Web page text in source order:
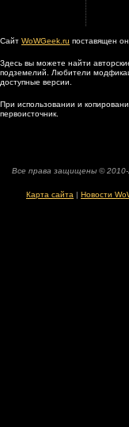
Сайт WoWGeek.ru поставящен
Здесь вы можете найти
подземелий. Любители
доступные версии.
При использовании и
первоисточник.
Все права защищены © 2010-
Карта сайта | Новости